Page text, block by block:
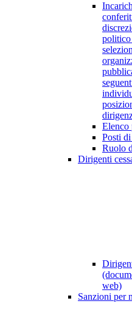
politico
Elenco
Posti
Ruolo
Dirigenti
web)
Sanzioni per